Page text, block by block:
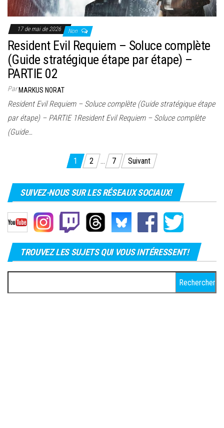
17 de mai de 2026 Non
Resident Evil Requiem – Soluce complète
(Guide stratégique étape par étape) –
PARTIE 02
ParMARKUS NORAT
Resident Evil Requiem – Soluce complète (Guide stratégique étape
par étape) – PARTIE 1Resident Evil Requiem – Soluce complète
(Guide…
Pagination
publications
1 2 … 7 Suivant
SUIVEZ-NOUS SUR LES RÉSEAUX SOCIAUX!
TROUVEZ LES SUJETS QUI VOUS INTÉRESSENT!